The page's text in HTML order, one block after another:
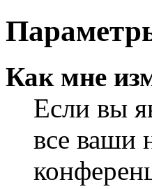
Как мне
Если вы
все ваши